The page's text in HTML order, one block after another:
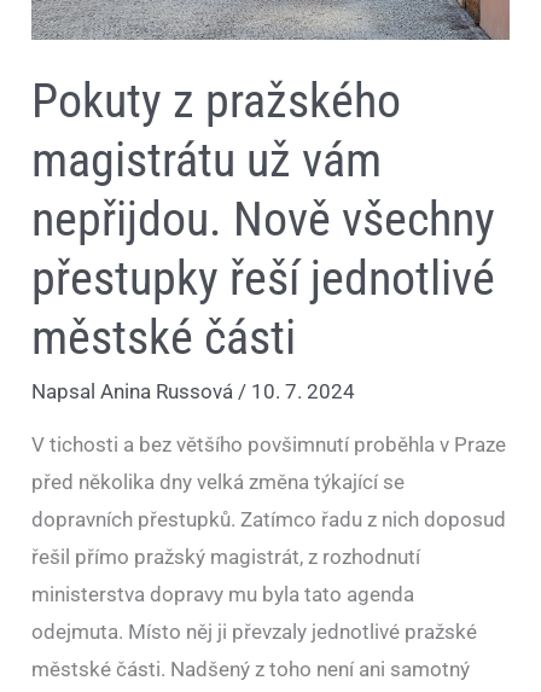
Pokuty z pražského
magistrátu už vám
nepřijdou. Nově všechny
přestupky řeší jednotlivé
městské části
NapsalAnina Russová / 10. 7. 2024
V tichosti a bez většího povšimnutí proběhla v Praze
před několika dny velká změna týkající se
dopravních přestupků. Zatímco řadu z nich doposud
řešil přímo pražský magistrát, z rozhodnutí
ministerstva dopravy mu byla tato agenda
odejmuta. Místo něj ji převzaly jednotlivé pražské
městské části. Nadšený z toho není ani samotný